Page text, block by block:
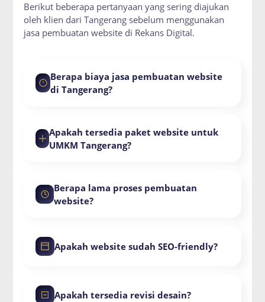
Berikut beberapa pertanyaan yang sering diajukan
oleh klien dari Tangerang sebelum menggunakan
jasa pembuatan website di Rekans Digital.
Berapa biaya jasa pembuatan website
di Tangerang?
Apakah tersedia paket website untuk
UMKM Tangerang?
Berapa lama proses pembuatan
website?
Apakah website sudah SEO-friendly?
Apakah tersedia revisi desain?